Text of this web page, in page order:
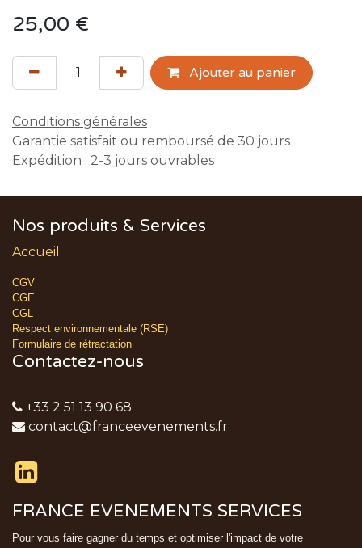
25,00 €
Ajouter au panier
Conditions générales
Garantie satisfait ou remboursé de 30 jours
Expédition : 2-3 jours ouvrables
Nos produits & Services
Accueil
CGV
CGE
CGL
Respect environnementale (RSE)
Formulaire de rétractation
Contactez-nous
+33 2 51 13 90 68
contact@franceevenements.fr
FRANCE EVENEMENTS SERVICES
Pour vous faire gagner du temps et optimiser l'impact de votre